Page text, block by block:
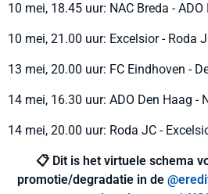
10 mei, 18.45 uur: NAC Breda - ADO
10 mei, 21.00 uur: Excelsior - Roda
13 mei, 20.00 uur: FC Eindhoven -
14 mei, 16.30 uur: ADO Den Haag -
14 mei, 20.00 uur: Roda JC -
📋 Dit is het virtuele schema
promotie/degradatie in de